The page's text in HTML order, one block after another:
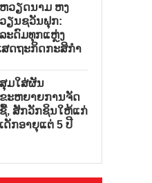
ຫວຽດນາມ ຫງ
ວຽນຊວັນຟຸກ:
ລະດົມທຸກແຫຼ່ງ
ສດຖະກິດກະສິກຳ
ສຸມໃສ່ຜັນ
ຂະຫຍາຍການຈັດ
ຊື້, ສັກວັກຊິນໃຫ້ແກ່
ເດັກອາຍຸແຕ່ 5 ປີ